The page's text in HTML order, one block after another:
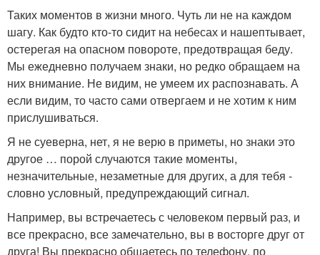
Таких моментов в жизни много. Чуть ли не на каждом
шагу. Как будто кто-то сидит на небесах и нашептывает,
остерегая на опасном повороте, предотвращая беду.
Мы ежедневно получаем знаки, но редко обращаем на
них внимание. Не видим, не умеем их распознавать. А
если видим, то часто сами отвергаем и не хотим к ним
прислушиваться.
Я не суеверна, нет, я не верю в приметы, но знаки это
другое … порой случаются такие моменты,
незначительные, незаметные для других, а для тебя -
словно условный, предупреждающий сигнал.
Например, вы встречаетесь с человеком первый раз, и
все прекрасно, все замечательно, вы в восторге друг от
друга! Вы прекрасно общаетесь по телефону, по